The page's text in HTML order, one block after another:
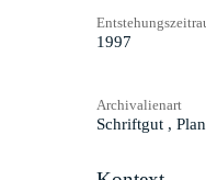
1997
Archivalienart
Schriftgut , Plan